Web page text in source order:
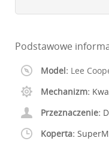
Podstawowe
Model: Lee
Mechanizm:
Przeznaczenie:
Koperta: